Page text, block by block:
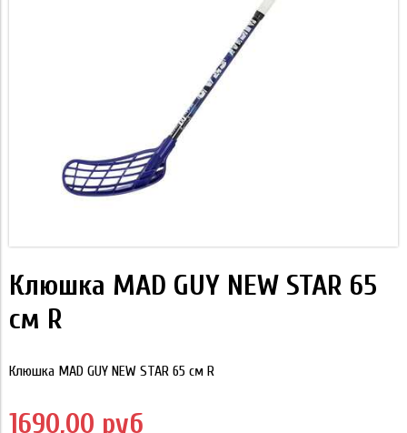
Клюшка MAD GUY NEW STAR 65
см R
Клюшка MAD GUY NEW STAR 65 см R
1690,00 руб